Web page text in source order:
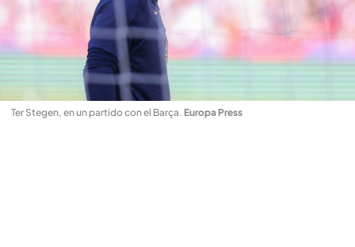
Ter Stegen, en un partido con el Barça. Europa Press